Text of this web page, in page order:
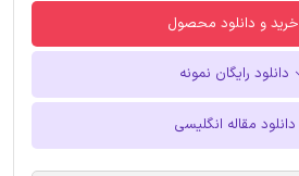
خرید و دانلود محصول
دانلود رایگان نمونه
دانلود مقاله انگلیسی